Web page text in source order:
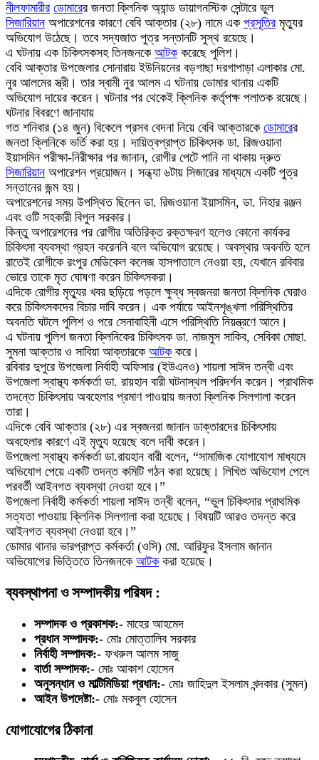
নীলফামারীর ডোমারের জনতা ক্লিনিক অ্যান্ড ডায়াগনস্টিক সেন্টারে ভুল
সিজারিয়ান অপারেশনের কারণে বেবি আক্তার (২৮) নামে এক প্রসূতিরমৃত্যুর
অভিযোগ উঠেছে। তবে সদ্যজাত পুত্র সন্তানটি সুস্থ রয়েছে।
এ ঘটনায় এক চিকিৎসকসহ তিনজনকে আটককরেছে পুলিশ।
বেবি আক্তার উপজেলার সোনারায় ইউনিয়নের বড়গাছা দরগাপাড়া এলাকার মো.
নুর আলমের স্ত্রী। তার স্বামী নুর আলম এ ঘটনায় ডোমার থানায় একটি
অভিযোগ দায়ের করেন। ঘটনার পর থেকেই ক্লিনিক কর্তৃপক্ষ পলাতক রয়েছে।
ঘটনার বিবরণে জানাযায়
গত শনিবার (১৪ জুন) বিকেলে প্রসব বেদনা নিয়ে বেবি আক্তারকে ডোমারের
জনতা ক্লিনিকে ভর্তি করা হয়। দায়িত্বপ্রাপ্ত চিকিৎসক ডা. রিজওয়ানা
ইয়াসমিন পরীক্ষা-নিরীক্ষার পর জানান, রোগীর পেটে পানি না থাকায় দ্রুত
সিজারিয়ান অপারেশন প্রয়োজন। সন্ধ্যা ৬টায় সিজারের মাধ্যমে একটি পুত্র
সন্তানের জন্ম হয়।
অপারেশনের সময় উপস্থিত ছিলেন ডা. রিজওয়ানা ইয়াসমিন, ডা. নিহার রঞ্জন
এবং ওটি সহকারী বিপুল সরকার।
কিন্তু অপারেশনের পর রোগীর অতিরিক্ত রক্তক্ষরণ হলেও কোনো কার্যকর
চিকিৎসা ব্যবস্থা গ্রহন করেননি বলে অভিযোগ রয়েছে। অবস্থার অবনতি হলে
রাতেই রোগীকে রংপুর মেডিকেল কলেজ হাসপাতালে নেওয়া হয়, যেখানে রবিবার
ভোরে তাকে মৃত ঘোষণা করেন চিকিৎসকরা।
এদিকে রোগীর মৃত্যুর খবর ছড়িয়ে পড়লে ক্ষুব্ধ স্বজনরা জনতা ক্লিনিক ঘেরাও
করে চিকিৎসকদের বিচার দাবি করেন। এক পর্যায়ে আইনশৃঙ্খলা পরিস্থিতির
অবনতি ঘটলে পুলিশ ও পরে সেনাবাহিনী এসে পরিস্থিতি নিয়ন্ত্রণে আনে।
এ ঘটনায় পুলিশ জনতা ক্লিনিকের চিকিৎসক ডা. নাজমুস সাকিব, সেবিকা মোছা.
সুমনা আক্তার ও সাবিয়া আক্তারকে আটককরে।
রবিবার দুপুরে উপজেলা নির্বাহী অফিসার (ইউএনও) শায়লা সাঈদ তন্বী এবং
উপজেলা স্বাস্থ্য কর্মকর্তা ডা. রায়হান বারী ঘটনাস্থল পরিদর্শন করেন। প্রাথমিক
তদন্তে চিকিৎসায় অবহেলার প্রমাণ পাওয়ায় জনতা ক্লিনিক সিলগালা করেন
তারা।
এদিকে বেবি আক্তার (২৮) এর স্বজনরা জানান ডাক্তারদের চিকিৎসায়
অবহেলার কারণে এই মৃত্যু হয়েছে বলে দাবী করেন।
উপজেলা স্বাস্থ্য কর্মকর্তা ডা.রায়হান বারী বলেন, “সামাজিক যোগাযোগ মাধ্যমে
অভিযোগ পেয়ে একটি তদন্ত কমিটি গঠন করা হয়েছে। লিখিত অভিযোগ পেলে
পরবর্তী আইনগত ব্যবস্থা নেওয়া হবে।”
উপজেলা নির্বাহী কর্মকর্তা শায়লা সাঈদ তন্বী বলেন, “ভুল চিকিৎসার প্রাথমিক
সত্যতা পাওয়ায় ক্লিনিক সিলগালা করা হয়েছে। বিষয়টি আরও তদন্ত করে
আইনগত ব্যবস্থা নেওয়া হবে।”
ডোমার থানার ভারপ্রাপ্ত কর্মকর্তা (ওসি) মো. আরিফুর ইসলাম জানান
অভিযোগের ভিত্তিতে তিনজনকে আটককরা হয়েছে।
ব্যবস্থাপনা ও সম্পাদকীয় পরিষদ :
সম্পাদক ও প্রকাশক:- মাহের আহমেদ
প্রধান সম্পাদক:- মোঃ মোত্তালিব সরকার
নির্বাহী সম্পাদক:- ফখরুল আলম সাজু
বার্তা সম্পাদক:- মোঃ আকাশ হোসেন
অনুসন্ধান ও মাল্টিমিডিয়া প্রধান:- মোঃ জাহিদুল ইসলাম খন্দকার (সুমন)
আইন উপদেষ্টা:- মোঃ মকবুল হোসেন
যোগাযোগের ঠিকানা